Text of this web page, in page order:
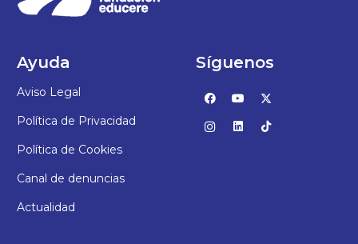
Ayuda
Aviso Legal
Política de Privacidad
Política de Cookies
Canal de denuncias
Actualidad
Síguenos